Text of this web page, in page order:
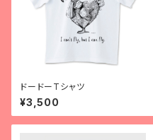
ドードーTシャツ
¥3,500